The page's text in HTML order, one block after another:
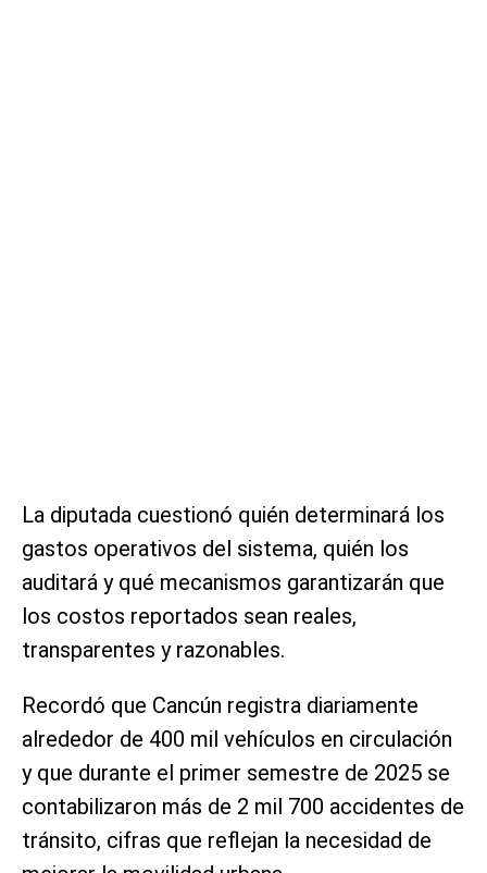
La diputada cuestionó quién determinará los
gastos operativos del sistema, quién los
auditará y qué mecanismos garantizarán que
los costos reportados sean reales,
transparentes y razonables.
Recordó que Cancún registra diariamente
alrededor de 400 mil vehículos en circulación
y que durante el primer semestre de 2025 se
contabilizaron más de 2 mil 700 accidentes de
tránsito, cifras que reflejan la necesidad de